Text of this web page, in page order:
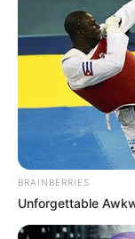
4,61
PLP
BRAINBERRIES
Unforgettable